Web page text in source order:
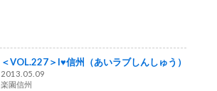
＜VOL.227＞I♥信州（あいラブしんしゅう）
2013.05.09
楽園信州